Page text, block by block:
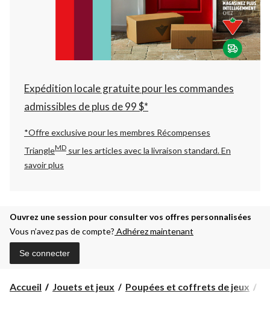
à
22:00
cliquer
pour
changer
Expédition locale gratuite pour les commandes
admissibles de plus de 99 $*
*Offre exclusive pour les membres Récompenses
TriangleMD sur les articles avec la livraison standard.En
savoir plus
Ouvrez une session pour consulter vos offres personnalisées
Vous n’avez pas de compte? Adhérez maintenant
Se connecter
Accueil Jouets et jeux Poupées et coffrets de jeux